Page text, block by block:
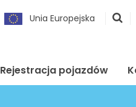
Unia Europejska
Rejestracja pojazdów